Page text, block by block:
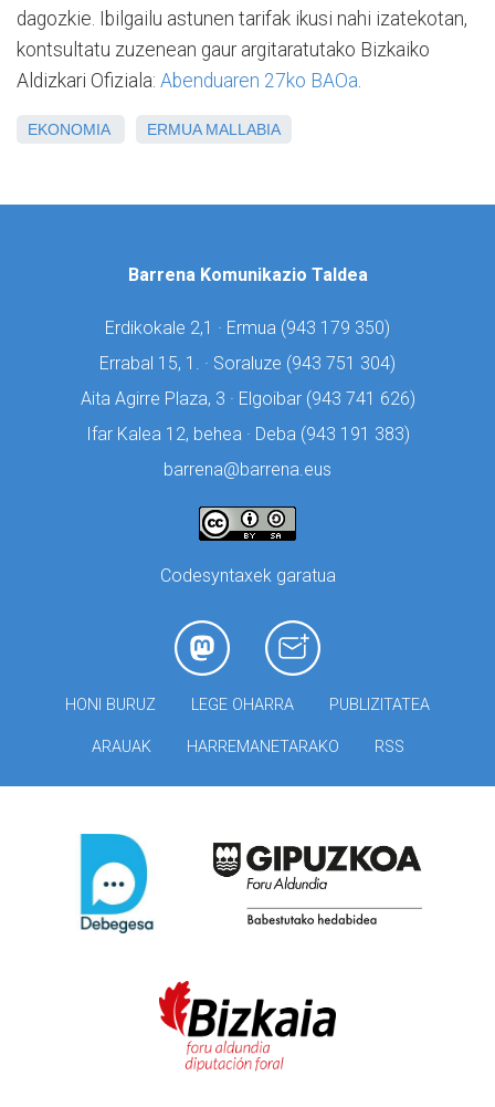
dagozkie. Ibilgailu astunen tarifak ikusi nahi izatekotan,
kontsultatu zuzenean gaur argitaratutako Bizkaiko
Aldizkari Ofiziala: Abenduaren 27ko BAOa.
EKONOMIA ERMUA MALLABIA
Barrena Komunikazio Taldea
Erdikokale 2,1 · Ermua (943 179 350)
Errabal 15, 1. · Soraluze (943 751 304)
Aita Agirre Plaza, 3 · Elgoibar (943 741 626)
Ifar Kalea 12, behea · Deba (943 191 383)
barrena@barrena.eus
Codesyntaxek garatua
HONI BURUZ LEGE OHARRA PUBLIZITATEA
ARAUAK HARREMANETARAKO RSS